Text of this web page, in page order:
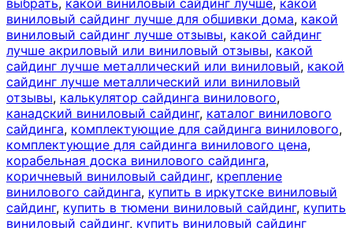
виниловый сайдинг лучше для обшивки дома, какой
виниловый сайдинг лучше отзывы, какой сайдинг
лучше акриловый или виниловый отзывы, какой
сайдинг лучше металлический или виниловый, какой
сайдинг лучше металлический или виниловый
отзывы, калькулятор сайдинга винилового,
канадский виниловый сайдинг, каталог винилового
сайдинга, комплектующие для сайдинга винилового,
комплектующие для сайдинга винилового цена,
корабельная доска винилового сайдинга,
коричневый виниловый сайдинг, крепление
винилового сайдинга, купить в иркутске виниловый
сайдинг, купить в тюмени виниловый сайдинг, купить
виниловый сайдинг, купить виниловый сайдинг